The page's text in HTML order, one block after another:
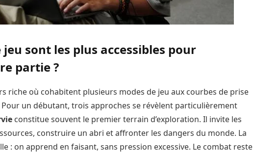
jeu sont les plus accessibles pour
partie ?
riche où cohabitent plusieurs modes de jeu aux courbes de prise
un débutant, trois approches se révèlent particulièrement
constitue souvent le premier terrain d’exploration. Il invite les
construire un abri et affronter les dangers du monde. La
: on apprend en faisant, sans pression excessive. Le combat reste